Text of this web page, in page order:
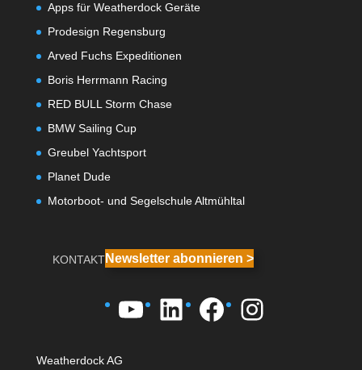
Apps für Weatherdock Geräte
Prodesign Regensburg
Arved Fuchs Expeditionen
Boris Herrmann Racing
RED BULL Storm Chase
BMW Sailing Cup
Greubel Yachtsport
Planet Dude
Motorboot- und Segelschule Altmühltal
KONTAKTNewsletter abonnieren >
YouTube
LinkedIn
Facebook
Weatherdock AG